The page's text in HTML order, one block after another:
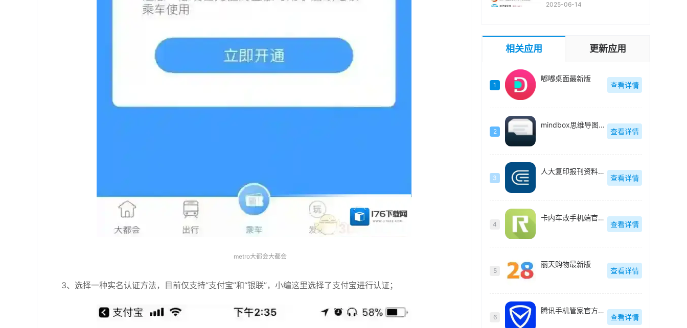
metro大都会大都会
3、选择一种实名认证方法，目前仅支持“支付宝”和“银联”，小编这里选择了支付宝进行认证；
2025-06-14
相关应用 更新应用
1
嘟嘟桌面最新版
查看详情
2
mindbox思维导图官方最新版
查看详情
3
人大复印报刊资料官方最新版
查看详情
4
卡内车改手机端官方最新版
查看详情
5
丽天购物最新版
查看详情
6
腾讯手机管家官方最新版
查看详情